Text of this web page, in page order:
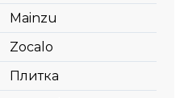
Mainzu
Zocalo
Плитка